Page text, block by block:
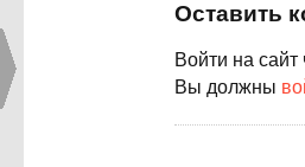
Оставить
Войти на сайт
Вы должны